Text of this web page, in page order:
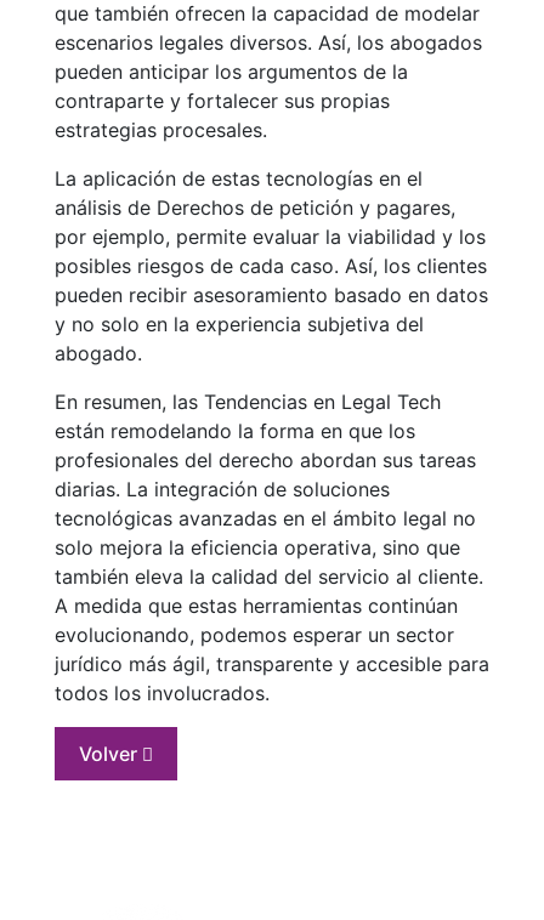
que también ofrecen la capacidad de modelar
escenarios legales diversos. Así, los abogados
pueden anticipar los argumentos de la
contraparte y fortalecer sus propias
estrategias procesales.
La aplicación de estas tecnologías en el
análisis de Derechos de petición y pagares,
por ejemplo, permite evaluar la viabilidad y los
posibles riesgos de cada caso. Así, los clientes
pueden recibir asesoramiento basado en datos
y no solo en la experiencia subjetiva del
abogado.
En resumen, las Tendencias en Legal Tech
están remodelando la forma en que los
profesionales del derecho abordan sus tareas
diarias. La integración de soluciones
tecnológicas avanzadas en el ámbito legal no
solo mejora la eficiencia operativa, sino que
también eleva la calidad del servicio al cliente.
A medida que estas herramientas continúan
evolucionando, podemos esperar un sector
jurídico más ágil, transparente y accesible para
todos los involucrados.
Volver